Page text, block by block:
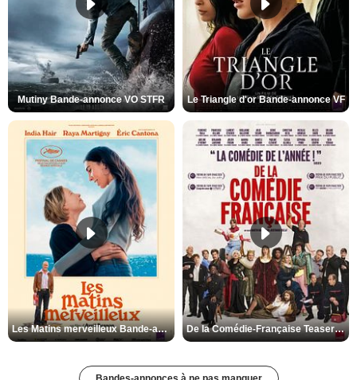
Mutiny Bande-annonce VO STFR Le Triangle d'or Bande-annonce VF
Les Matins merveilleux Bande-annonce VF De la Comédie-Française Teaser VF